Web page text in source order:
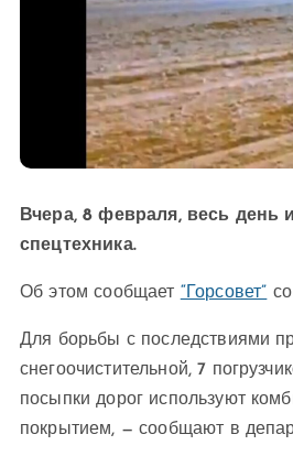
Вчера, 8 февраля, весь день
спецтехника.
Об этом сообщает “Горсовет”
Для борьбы с последствиями
снегоочистительной, 7
посыпки дорог используют
покрытием, — сообщают в